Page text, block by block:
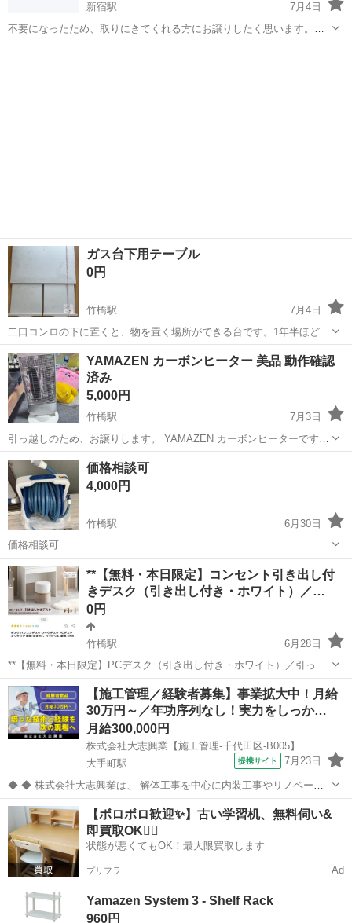
新宿駅
7月4日
不要になったため、取りにきてくれる方にお譲りしたく思います。
ガス台下用テーブル
0円
竹橋駅
7月4日
二口コンロの下に置くと、物を置く場所ができる台です。1年半ほど前
に購入しました。 【購入時価格】4000円ぐらい 【サイズ】縦：
67cm、横：60cm （大体です） 【傷などの状態】少しあり 【アピー
ルポイント】状態はいい...
東京 千代田区 その他
YAMAZEN カーボンヒーター 美品 動作確認
済み
5,000円
竹橋駅
7月3日
引っ越しのため、お譲りします。 YAMAZEN カーボンヒーターです。
・動作確認済み ・問題なく使用できます。 ・目立つ傷や汚れはほとん
どなく、美品です。 ・すぐにご使用いただけます。 受け渡しは大正駅
周辺でお...
東京 千代田区 竹橋駅
価格相談可
4,000円
竹橋駅
6月30日
価格相談可
東京 千代田区 竹橋駅 その他
**【無料・本日限定】コンセント引き出し付
きデスク（引き出し付き・ホワイト）／…
0円
竹橋駅
6月28日
**【無料・本日限定】PCデスク（引き出し付き・ホワイト）／引っ越
しのため至急】** 引っ越しのため、本日中に取りに来ていただける方
へ無料でお譲りします。 **商品の特徴** - 天板に電源タップ内蔵（コ
ンセント×2、U...
東京 千代田区 竹橋駅 その他
【施工管理／経験者募集】事業拡大中！月給
30万円～／年功序列なし！実力をしっか…
月給300,000円
株式会社大志興業【施工管理-千代田区-B005】
大手町駅
提携サイト 7月23日
◆ ◆ 株式会社大志興業は、 解体工事を中心に内装工事やリノベーシ
ョン工事まで幅広く手掛ける総合建設企業です。 住宅・店舗・ビルな
ど多様な現場に対応し、解体から施工、廃棄物処理まで一貫して行っ
ています。 20代～40代の...
東京 千代田区 大手町駅 その他
【ボロボロ歓迎✨】古い学習机、無料伺い&
即買取OK🙆‍♀️
状態が悪くてもOK！最大限買取します
プリフラ Ad
Yamazen System 3 - Shelf Rack
960円